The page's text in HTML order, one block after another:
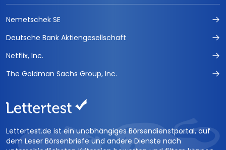
Nemetschek SE
Deutsche Bank Aktiengesellschaft
Netflix, Inc.
The Goldman Sachs Group, Inc.
Lettertest.de ist ein unabhängiges Börsendienstportal, auf
dem Leser Börsenbriefe und andere Dienste nach